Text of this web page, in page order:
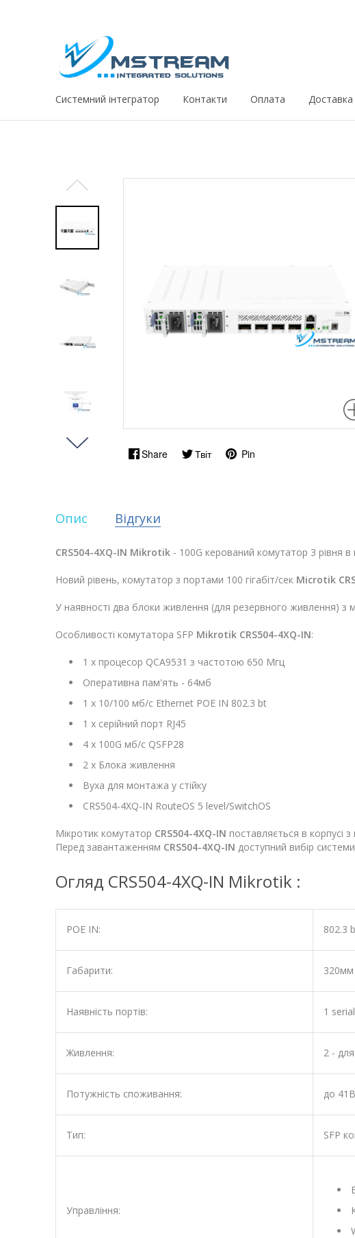
Системний iнтегратор Контакти Оплата Доставка
Share Твіт Pin
Опис Відгуки
CRS504-4XQ-IN Mikrotik - 100G керований комутатор 3 рівня
Новий рівень, комутатор з портами 100 гігабіт/сек Microtik
У наявності два блоки живлення (для резервного живлення) з
Особливості комутатора SFP Mikrotik CRS504-4XQ-IN:
1 х процесор QCA9531 з частотою 650 Мгц
Оперативна пам'ять - 64мб
1 х 10/100 мб/с Ethernet POE IN 802.3 bt
1 х серійний порт RJ45
4 х 100G мб/с QSFP28
2 х Блока живлення
Вуха для монтажа у стійку
CRS504-4XQ-IN RouteOS 5 level/SwitchOS
Мікротик комутатор CRS504-4XQ-IN поставляється в корпусі
Перед завантаженням CRS504-4XQ-IN доступний вибір
Огляд CRS504-4XQ-IN Mikrotik :
POE IN: 802.3
Габарити:
Наявність портів: 1
Живлення: 2 -
Потужність споживання: до
Tип: SFP
Управління: